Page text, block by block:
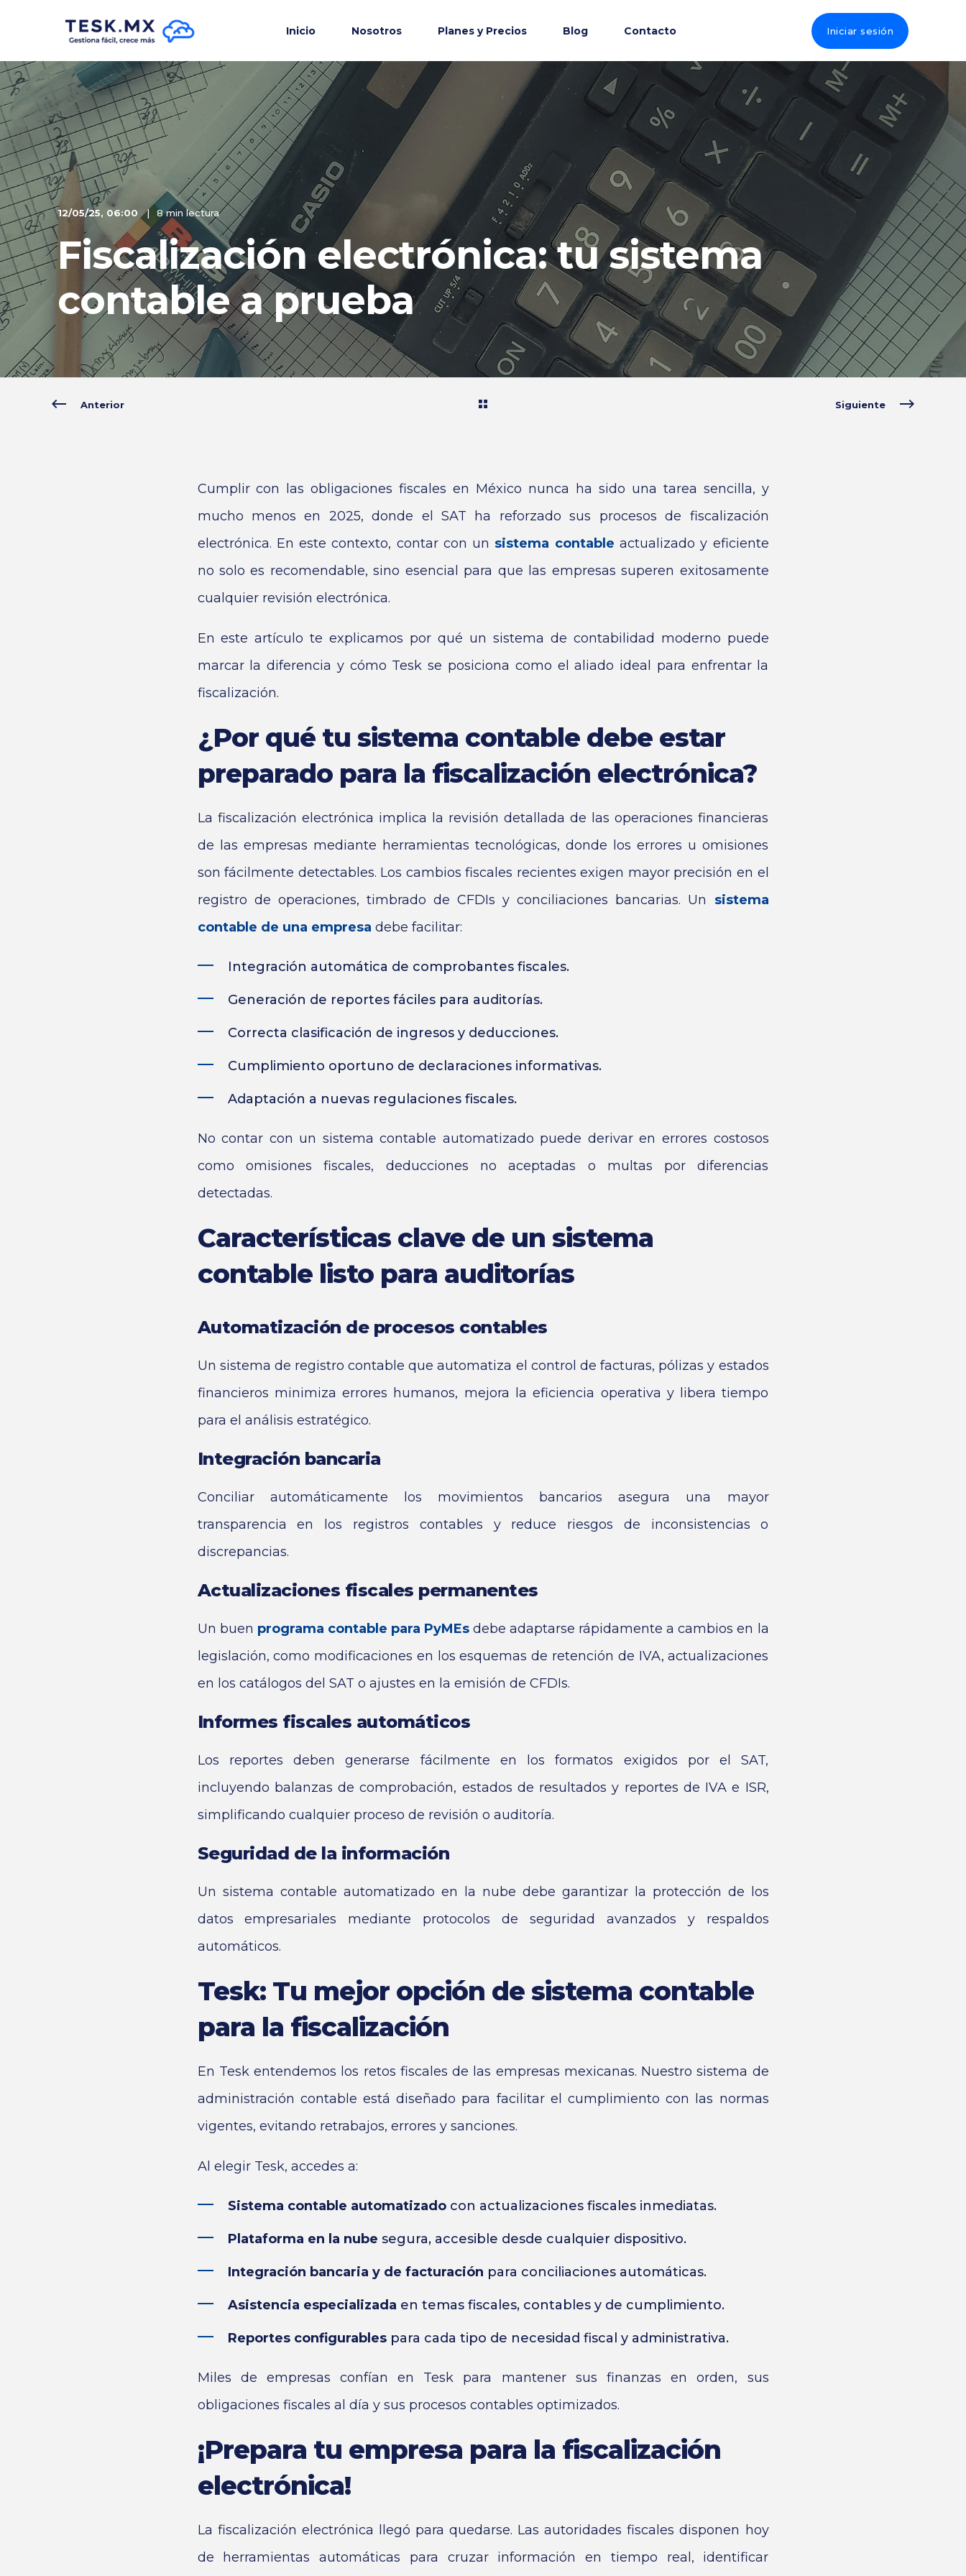
Inicio Nosotros Planes y Precios Blog Contacto Iniciar sesión
12/05/25, 06:00 8 min lectura
Fiscalización electrónica: tu sistema
contable a prueba
Anterior Siguiente
Cumplir con las obligaciones fiscales en México nunca ha sido una tarea sencilla, y
mucho menos en 2025, donde el SAT ha reforzado sus procesos de fiscalización
electrónica. En este contexto, contar con un sistema contable actualizado y eficiente
no solo es recomendable, sino esencial para que las empresas superen exitosamente
cualquier revisión electrónica.
En este artículo te explicamos por qué un sistema de contabilidad moderno puede
marcar la diferencia y cómo Tesk se posiciona como el aliado ideal para enfrentar la
fiscalización.
¿Por qué tu sistema contable debe estar
preparado para la fiscalización electrónica?
La fiscalización electrónica implica la revisión detallada de las operaciones financieras
de las empresas mediante herramientas tecnológicas, donde los errores u omisiones
son fácilmente detectables. Los cambios fiscales recientes exigen mayor precisión en el
registro de operaciones, timbrado de CFDIs y conciliaciones bancarias. Un sistema
contable de una empresa debe facilitar:
Integración automática de comprobantes fiscales.
Generación de reportes fáciles para auditorías.
Correcta clasificación de ingresos y deducciones.
Cumplimiento oportuno de declaraciones informativas.
Adaptación a nuevas regulaciones fiscales.
No contar con un sistema contable automatizado puede derivar en errores costosos
como omisiones fiscales, deducciones no aceptadas o multas por diferencias
detectadas.
Características clave de un sistema
contable listo para auditorías
Automatización de procesos contables
Un sistema de registro contable que automatiza el control de facturas, pólizas y estados
financieros minimiza errores humanos, mejora la eficiencia operativa y libera tiempo
para el análisis estratégico.
Integración bancaria
Conciliar automáticamente los movimientos bancarios asegura una mayor
transparencia en los registros contables y reduce riesgos de inconsistencias o
discrepancias.
Actualizaciones fiscales permanentes
Un buen programa contable para PyMEsdebe adaptarse rápidamente a cambios en la
legislación, como modificaciones en los esquemas de retención de IVA, actualizaciones
en los catálogos del SAT o ajustes en la emisión de CFDIs.
Informes fiscales automáticos
Los reportes deben generarse fácilmente en los formatos exigidos por el SAT,
incluyendo balanzas de comprobación, estados de resultados y reportes de IVA e ISR,
simplificando cualquier proceso de revisión o auditoría.
Seguridad de la información
Un sistema contable automatizado en la nube debe garantizar la protección de los
datos empresariales mediante protocolos de seguridad avanzados y respaldos
automáticos.
Tesk: Tu mejor opción de sistema contable
para la fiscalización
En Tesk entendemos los retos fiscales de las empresas mexicanas. Nuestro sistema de
administración contable está diseñado para facilitar el cumplimiento con las normas
vigentes, evitando retrabajos, errores y sanciones.
Al elegir Tesk, accedes a:
Sistema contable automatizadocon actualizaciones fiscales inmediatas.
Plataforma en la nube segura, accesible desde cualquier dispositivo.
Integración bancaria y de facturación para conciliaciones automáticas.
Asistencia especializada en temas fiscales, contables y de cumplimiento.
Reportes configurablespara cada tipo de necesidad fiscal y administrativa.
Miles de empresas confían en Tesk para mantener sus finanzas en orden, sus
obligaciones fiscales al día y sus procesos contables optimizados.
¡Prepara tu empresa para la fiscalización
electrónica!
La fiscalización electrónica llegó para quedarse. Las autoridades fiscales disponen hoy
de herramientas automáticas para cruzar información en tiempo real, identificar